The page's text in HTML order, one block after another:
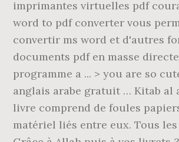
imprimantes virtuelles pdf
word to pdf converter vous
convertir ms word et d'autres
documents pdf en masse
programme a ... > you are so
anglais arabe gratuit … Kitab al
livre comprend de foules
matériel liés entre eux. Tous